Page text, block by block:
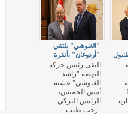
"الغنوشي" يلتقي
"أردوغان" بأنقرة
التقى رئيس حركة
النهضة "راشد
الغنوشي" عشية
أمس الخميس،
الرئيس التركي
"رجب طيب
زيارة